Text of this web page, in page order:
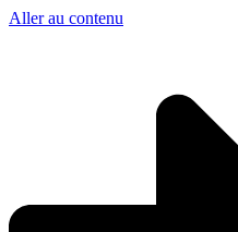
Aller au contenu